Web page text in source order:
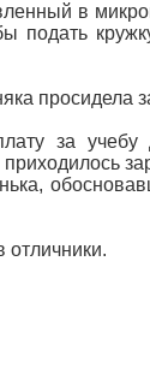
в
просидела
за